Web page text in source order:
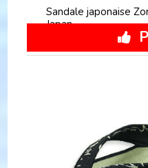
Sandale japonaise
Japan